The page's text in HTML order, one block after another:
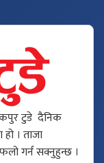
टुडे दैनिक
हो । ताजा
गर्न सक्नुहुन्छ ।